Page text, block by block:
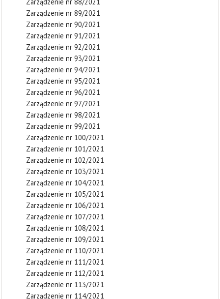
Zarządzenie nr 89/2021
Zarządzenie nr 90/2021
Zarządzenie nr 91/2021
Zarządzenie nr 92/2021
Zarządzenie nr 93/2021
Zarządzenie nr 94/2021
Zarządzenie nr 95/2021
Zarządzenie nr 96/2021
Zarządzenie nr 97/2021
Zarządzenie nr 98/2021
Zarządzenie nr 99/2021
Zarządzenie nr 100/2021
Zarządzenie nr 101/2021
Zarządzenie nr 102/2021
Zarządzenie nr 103/2021
Zarządzenie nr 104/2021
Zarządzenie nr 105/2021
Zarządzenie nr 106/2021
Zarządzenie nr 107/2021
Zarządzenie nr 108/2021
Zarządzenie nr 109/2021
Zarządzenie nr 110/2021
Zarządzenie nr 111/2021
Zarządzenie nr 112/2021
Zarządzenie nr 113/2021
Zarządzenie nr 114/2021